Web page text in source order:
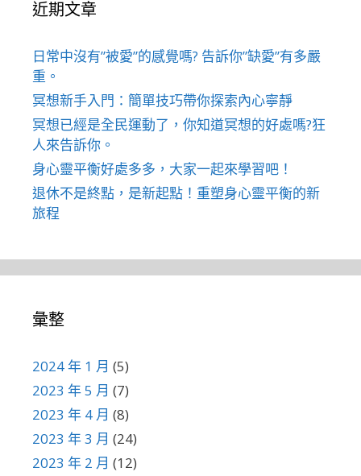
近期文章
日常中沒有”被愛”的感覺嗎? 告訴你”缺愛”有多嚴
重。
冥想新手入門：簡單技巧帶你探索內心寧靜
冥想已經是全民運動了，你知道冥想的好處嗎?狂
人來告訴你。
身心靈平衡好處多多，大家一起來學習吧！
退休不是終點，是新起點！重塑身心靈平衡的新
旅程
彙整
2024 年 1 月 (5)
2023 年 5 月 (7)
2023 年 4 月 (8)
2023 年 3 月 (24)
2023 年 2 月 (12)